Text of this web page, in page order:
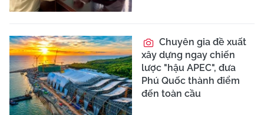
Chuyên gia đề xuất
xây dựng ngay chiến
lược "hậu APEC", đưa
Phú Quốc thành điểm
đến toàn cầu